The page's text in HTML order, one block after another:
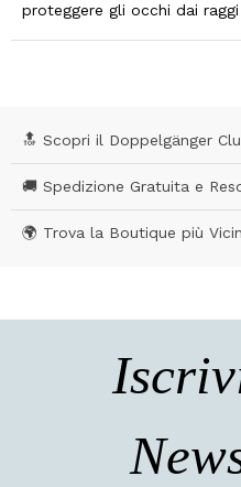
proteggere gli occhi dai
🔝 Scopri il Doppelgänger
🚚 Spedizione Gratuita e
🌍 Trova la Boutique più